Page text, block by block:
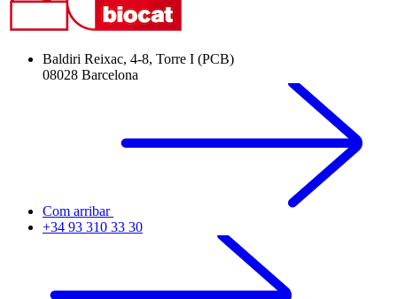
Baldiri Reixac, 4-8, Torre I (PCB)
08028 Barcelona
Com arribar
+34 93 310 33 30